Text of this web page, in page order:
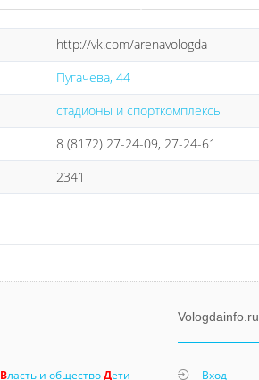
http://vk.com/arenavologda
Пугачева, 44
стадионы и спорткомплексы
8 (8172) 27-24-09, 27-24-61
2341
Власть и обществоДети
Vologdainfo.ru
Вход